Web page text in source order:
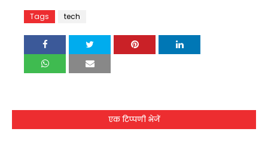
Tags tech
एक टिप्पणी भेजें